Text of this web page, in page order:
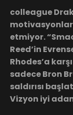
colleague
etmiyor.
Reed’in
Rhodes’a
sadece Bron
saldırısı
Vizyon iyi